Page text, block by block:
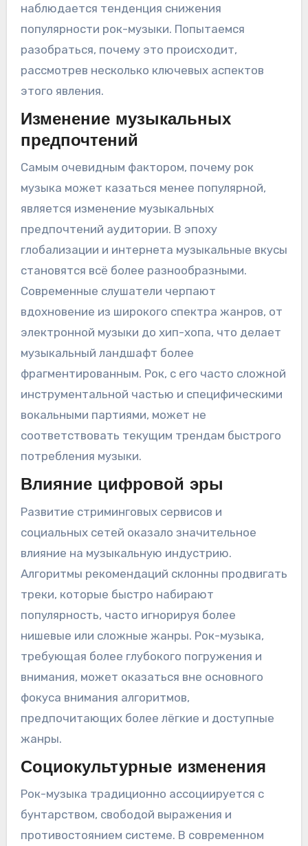
наблюдается тенденция снижения
популярности рок-музыки. Попытаемся
разобраться, почему это происходит,
рассмотрев несколько ключевых аспектов
этого явления.
Изменение музыкальных
предпочтений
Самым очевидным фактором, почему рок
музыка может казаться менее популярной,
является изменение музыкальных
предпочтений аудитории. В эпоху
глобализации и интернета музыкальные вкусы
становятся всё более разнообразными.
Современные слушатели черпают
вдохновение из широкого спектра жанров, от
электронной музыки до хип-хопа, что делает
музыкальный ландшафт более
фрагментированным. Рок, с его часто сложной
инструментальной частью и специфическими
вокальными партиями, может не
соответствовать текущим трендам быстрого
потребления музыки.
Влияние цифровой эры
Развитие стриминговых сервисов и
социальных сетей оказало значительное
влияние на музыкальную индустрию.
Алгоритмы рекомендаций склонны продвигать
треки, которые быстро набирают
популярность, часто игнорируя более
нишевые или сложные жанры. Рок-музыка,
требующая более глубокого погружения и
внимания, может оказаться вне основного
фокуса внимания алгоритмов,
предпочитающих более лёгкие и доступные
жанры.
Социокультурные изменения
Рок-музыка традиционно ассоциируется с
бунтарством, свободой выражения и
противостоянием системе. В современном